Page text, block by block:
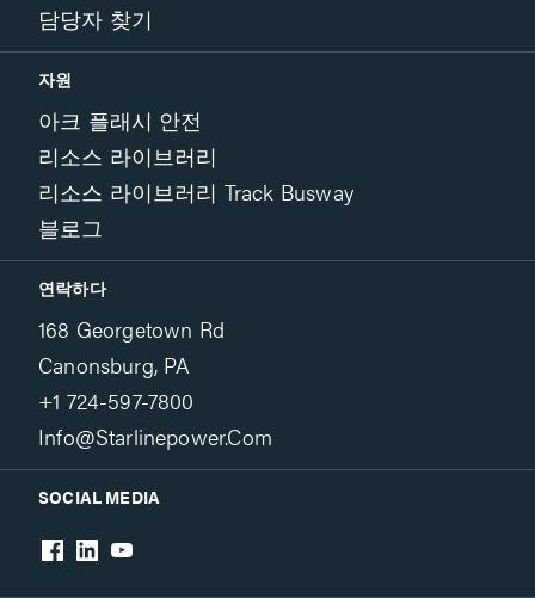
담당자 찾기
자원
아크 플래시 안전
리소스 라이브러리
리소스 라이브러리 Track Busway
블로그
연락하다
168 Georgetown Rd
Canonsburg, PA
+1 724-597-7800
Info@starlinepower.com
SOCIAL MEDIA